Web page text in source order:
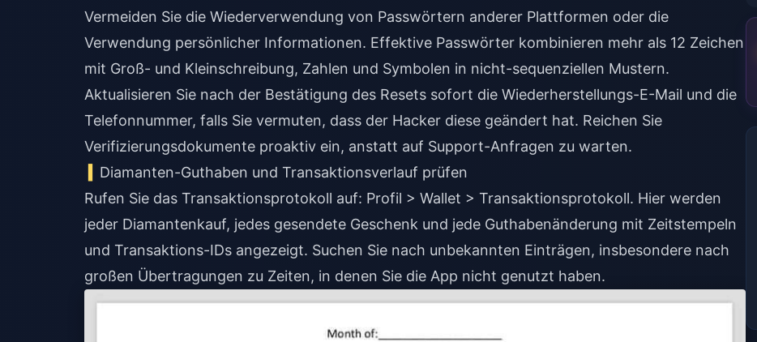
Vermeiden Sie die Wiederverwendung von Passwörtern anderer Plattformen oder die
Verwendung persönlicher Informationen. Effektive Passwörter kombinieren mehr als 12 Zeichen
mit Groß- und Kleinschreibung, Zahlen und Symbolen in nicht-sequenziellen Mustern.
Aktualisieren Sie nach der Bestätigung des Resets sofort die Wiederherstellungs-E-Mail und die
Telefonnummer, falls Sie vermuten, dass der Hacker diese geändert hat. Reichen Sie
Verifizierungsdokumente proaktiv ein, anstatt auf Support-Anfragen zu warten.
Diamanten-Guthaben und Transaktionsverlauf prüfen
Rufen Sie das Transaktionsprotokoll auf: Profil > Wallet > Transaktionsprotokoll. Hier werden
jeder Diamantenkauf, jedes gesendete Geschenk und jede Guthabenänderung mit Zeitstempeln
und Transaktions-IDs angezeigt. Suchen Sie nach unbekannten Einträgen, insbesondere nach
großen Übertragungen zu Zeiten, in denen Sie die App nicht genutzt haben.